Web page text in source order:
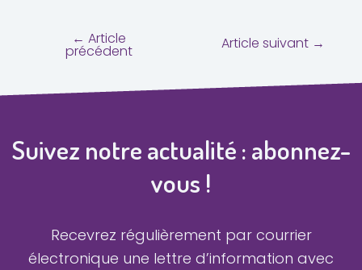
← Article
précédent Article suivant →
Suivez notre actualité : abonnez-
vous !
Recevrez régulièrement par courrier
électronique une lettre d’information avec